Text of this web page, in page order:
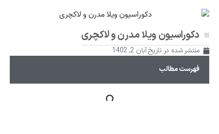
دکوراسیون ویلا مدرن و لاکچری
منتشر شده در تاریخآبان 2, 1402
فهرست مطالب